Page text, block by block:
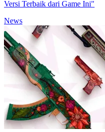
Versi Terbaik dari Game Ini"
News